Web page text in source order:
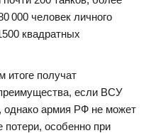
000 человек личного
квадратных
итоге получат
если ВСУ
однако армия РФ не может
потери, особенно при